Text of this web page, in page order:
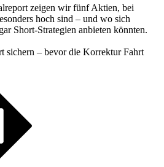
zeigen wir fünf Aktien, bei
hoch sind – und wo sich
Short-Strategien anbieten könnten.
sichern – bevor die Korrektur Fahrt